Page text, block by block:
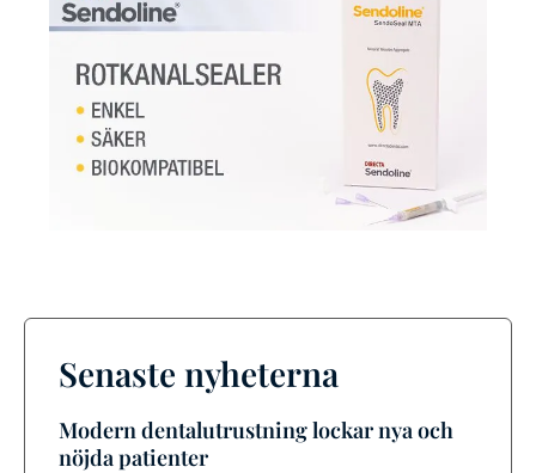
Senaste nyheterna
Modern dentalutrustning lockar nya och
nöjda patienter